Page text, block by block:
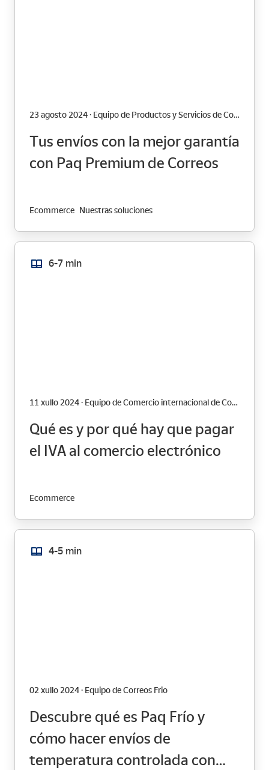
23 agosto 2024 · Equipo de Productos y Servicios de Correos
Tus envíos con la mejor garantía
con Paq Premium de Correos
Ecommerce Nuestras soluciones
6-7 min
11 xullo 2024 · Equipo de Comercio internacional de Correos
Qué es y por qué hay que pagar
el IVA al comercio electrónico
Ecommerce
4-5 min
02 xullo 2024 · Equipo de Correos Frio
Descubre qué es Paq Frío y
cómo hacer envíos de
temperatura controlada con